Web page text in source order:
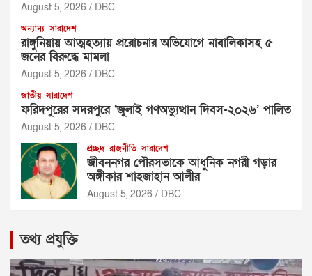
August 5, 2026 DBC
অন্যান্য সারাদেশ
রাঙ্গুনিয়ায় আত্মহত্যায় প্ররোচনার অভিযোগে নাবালিকাসহ ৫
জনের বিরুদ্ধে মামলা
August 5, 2026 DBC
জাতীয় সারাদেশ
ফরিদপুরের সদরপুরে ‘জুলাই গণঅভ্যুত্থান দিবস-২০২৬’ পালিত
August 5, 2026 DBC
প্রচ্ছদ রাজনীতি সারাদেশ
জীবননগর পৌরসভাকে আধুনিক নগরী গড়ার
অঙ্গীকার শাহজাহান আলীর
August 5, 2026 DBC
তথ্য প্রযুক্তি